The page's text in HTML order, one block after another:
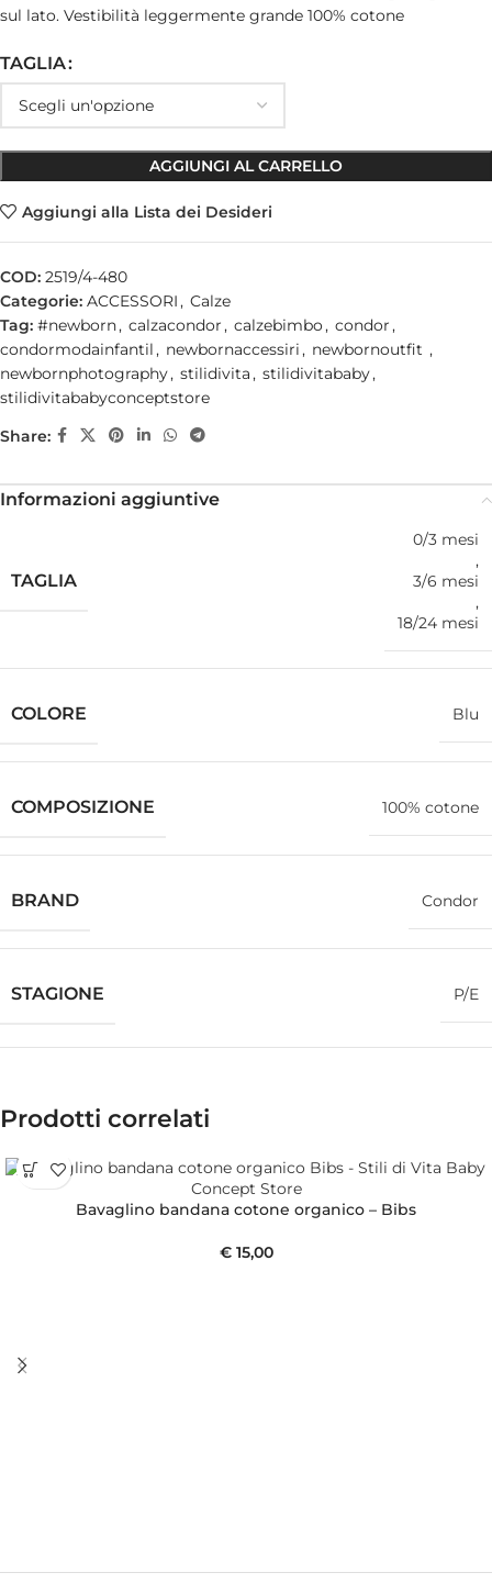
sul lato. Vestibilità leggermente grande 100% cotone
TAGLIA
AGGIUNGI AL CARRELLO
Aggiungi alla Lista dei Desideri
COD: 2519/4-480
Categorie: ACCESSORI, Calze
Tag: #newborn, calzacondor, calzebimbo, condor,
condormodainfantil, newbornaccessiri, newbornoutfit ,
newbornphotography, stilidivita, stilidivitababy,
stilidivitababyconceptstore
Share:
Informazioni aggiuntive
TAGLIA
0/3 mesi
,
3/6 mesi
,
18/24 mesi
COLORE Blu
COMPOSIZIONE 100% cotone
BRAND Condor
STAGIONE P/E
Prodotti correlati
Bavaglino bandana cotone organico – Bibs
€15,00